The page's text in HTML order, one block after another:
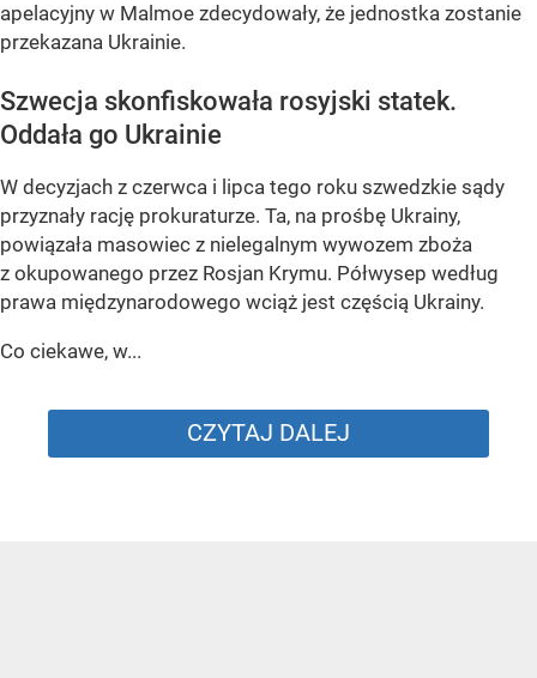
apelacyjny w Malmoe zdecydowały, że jednostka zostanie
przekazana Ukrainie.
Szwecja skonfiskowała rosyjski statek.
Oddała go Ukrainie
W decyzjach z czerwca i lipca tego roku szwedzkie sądy
przyznały rację prokuraturze. Ta, na prośbę Ukrainy,
powiązała masowiec z nielegalnym wywozem zboża
z okupowanego przez Rosjan Krymu. Półwysep według
prawa międzynarodowego wciąż jest częścią Ukrainy.
Co ciekawe, w...
CZYTAJ DALEJ